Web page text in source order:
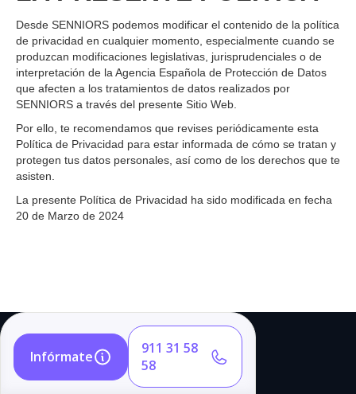
Desde SENNIORS podemos modificar el contenido de la política
de privacidad en cualquier momento, especialmente cuando se
produzcan modificaciones legislativas, jurisprudenciales o de
interpretación de la Agencia Española de Protección de Datos
que afecten a los tratamientos de datos realizados por
SENNIORS a través del presente Sitio Web.
Por ello, te recomendamos que revises periódicamente esta
Política de Privacidad para estar informada de cómo se tratan y
protegen tus datos personales, así como de los derechos que te
asisten.
La presente Política de Privacidad ha sido modificada en fecha
20 de Marzo de 2024
Infórmate
911 31 58
58